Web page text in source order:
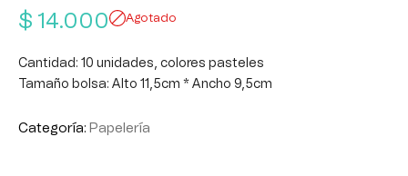
$ 14.000 Agotado
Cantidad: 10 unidades, colores pasteles
Tamaño bolsa: Alto 11,5cm * Ancho 9,5cm
Categoría: Papelería